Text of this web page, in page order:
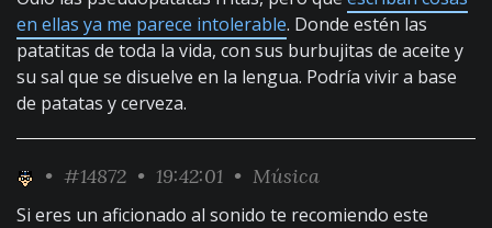
en ellas ya me parece intolerable. Donde estén las
patatitas de toda la vida, con sus burbujitas de aceite y
su sal que se disuelve en la lengua. Podría vivir a base
de patatas y cerveza.
• #14872 • 19:42:01 • Música
Si eres un aficionado al sonido te recomiendo este